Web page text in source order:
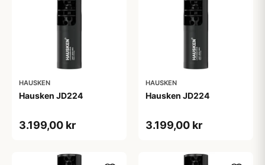
HAUSKEN
Hausken JD224
3.199,00 kr
HAUSKEN
Hausken JD224
3.199,00 kr